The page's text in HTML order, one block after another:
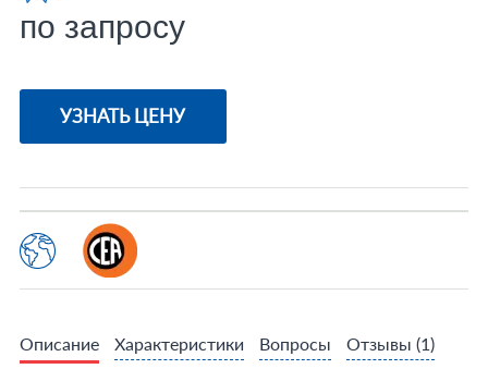
по запросу
УЗНАТЬ ЦЕНУ
Описание Характеристики Вопросы Отзывы (1)